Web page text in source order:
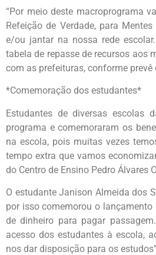
“Por meio deste macroprograma
Refeição de Verdade, para
e/ou jantar na nossa rede
tabela de repasse de recursos aos
com as prefeituras, conforme
*Comemoração dos estudantes*
Estudantes de diversas escolas
programa e comemoraram os
na escola, pois muitas vezes
tempo extra que vamos
do Centro de Ensino Pedro Álvares
O estudante Janison Almeida dos
por isso comemorou o
de dinheiro para pagar
acesso dos estudantes à escola,
nos dar disposição para os